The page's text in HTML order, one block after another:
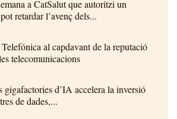
a CatSalut que autoritzi un
retardar l’avenç dels...
al capdavant de la reputació
telecomunicacions
gigafactories d’IA accelera la inversió
de dades,...